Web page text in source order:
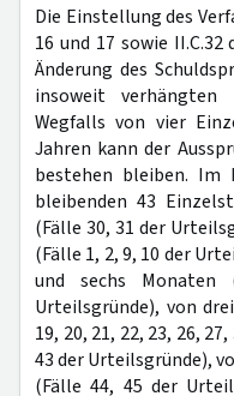
Die Einstellung des
16 und 17 sowie
Änderung des
insoweit verhängten
Wegfalls von vier
Jahren kann der
bestehen bleiben. Im
bleibenden 43
(Fälle 30, 31 der
(Fälle 1, 2, 9, 10 der
und sechs
Urteilsgründe), von
19, 20, 21, 22, 23, 26,
43 der Urteilsgründe),
(Fälle 44, 45 der